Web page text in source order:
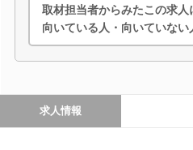
取材担当者からみたこの求人
向いている人・向いていない
求人情報